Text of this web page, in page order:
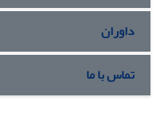
داوران
تماس با ما